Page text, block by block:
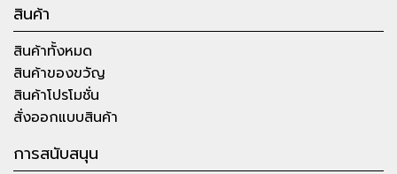
สินค้า
สินค้าทั้งหมด
สินค้าของขวัญ
สินค้าโปรโมชั่น
สั่งออกแบบสินค้า
การสนับสนุน